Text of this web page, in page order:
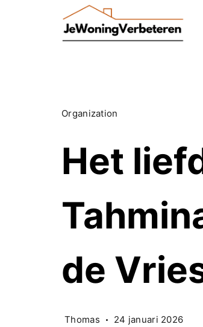
Organization
Het
de
Thomas 24 januari 2026